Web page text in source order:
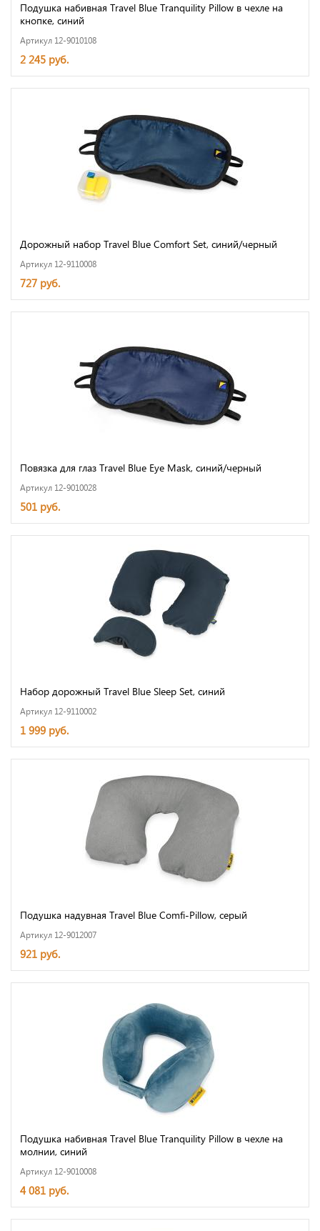
Подушка набивная Travel Blue Tranquility Pillow в чехле на
кнопке, синий
Артикул 12-9010108
2 245 руб.
Дорожный набор Travel Blue Comfort Set, синий/черный
Артикул 12-9110008
727 руб.
Повязка для глаз Travel Blue Eye Mask, синий/черный
Артикул 12-9010028
501 руб.
Набор дорожный Travel Blue Sleep Set, синий
Артикул 12-9110002
1 999 руб.
Подушка надувная Travel Blue Comfi-Pillow, серый
Артикул 12-9012007
921 руб.
Подушка набивная Travel Blue Tranquility Pillow в чехле на
молнии, синий
Артикул 12-9010008
4 081 руб.